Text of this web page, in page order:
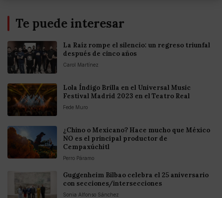
Te puede interesar
La Raíz rompe el silencio: un regreso triunfal
después de cinco años
Carol Martínez
Lola Índigo Brilla en el Universal Music
Festival Madrid 2023 en el Teatro Real
Fede Muro
¿Chino o Mexicano? Hace mucho que México
NO es el principal productor de
Cempaxúchitl
Perro Páramo
Guggenheim Bilbao celebra el 25 aniversario
con secciones/intersecciones
Sonia Alfonso Sánchez